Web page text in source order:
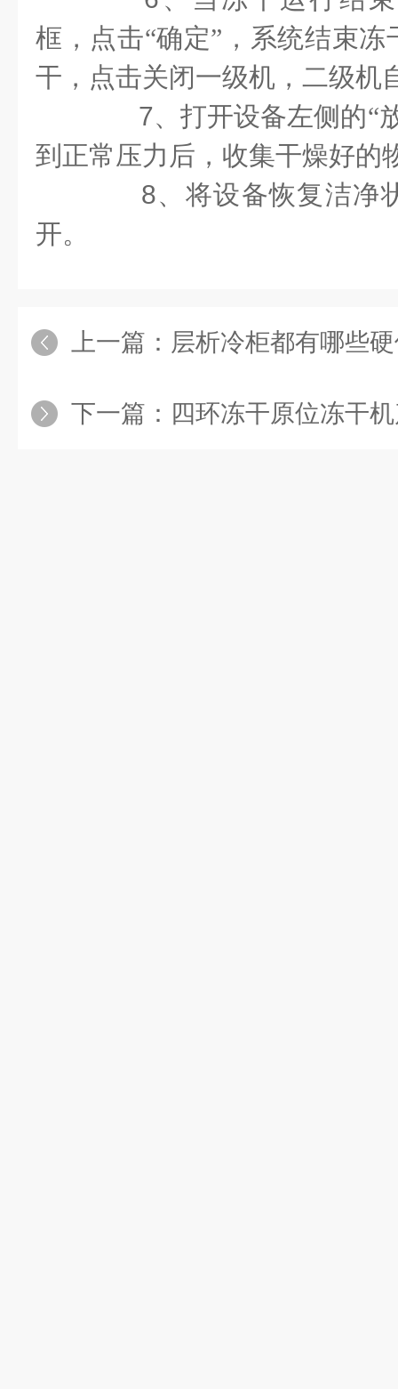
框，点击“确定”，系统结束
干，点击关闭一级机，二级机
7、打开设备左侧的“
到正常压力后，收集干燥好的
8、将设备恢复洁净
开。
上一篇： 层析冷柜都有哪些
下一篇： 四环冻干原位冻干